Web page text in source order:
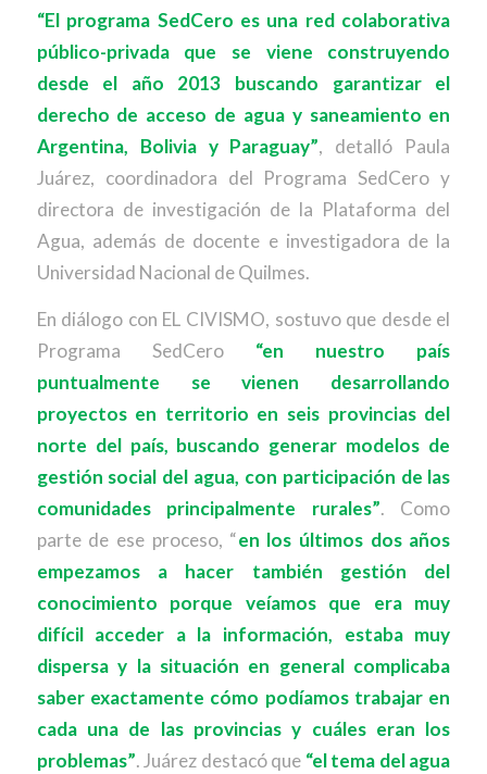
“El programa SedCero es una red colaborativa
público-privada que se viene construyendo
desde el año 2013 buscando garantizar el
derecho de acceso de agua y saneamiento en
Argentina, Bolivia y Paraguay”, detalló Paula
Juárez, coordinadora del Programa SedCero y
directora de investigación de la Plataforma del
Agua, además de docente e investigadora de la
Universidad Nacional de Quilmes.
En diálogo con EL CIVISMO, sostuvo que desde el
Programa SedCero “en nuestro país
puntualmente se vienen desarrollando
proyectos en territorio en seis provincias del
norte del país, buscando generar modelos de
gestión social del agua, con participación de las
comunidades principalmente rurales”. Como
parte de ese proceso, “en los últimos dos años
empezamos a hacer también gestión del
conocimiento porque veíamos que era muy
difícil acceder a la información, estaba muy
dispersa y la situación en general complicaba
saber exactamente cómo podíamos trabajar en
cada una de las provincias y cuáles eran los
problemas”. Juárez destacó que “el tema del agua